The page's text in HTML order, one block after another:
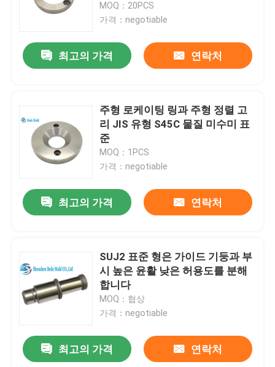
제품
공장 여행
품질 관리
문의하기
조회를 요청하다
가이드 필라와 부싱
MOQ：20PCS
가격：negotiable
최고의 가격 연락처
주형 로케이팅 링과 주형 정렬 고
리 JIS 유형 S45C 물질 미수미 표
준
MOQ：1PCS
가격：negotiable
최고의 가격 연락처
SUJ2 표준 형은 가이드 기둥과 부
시 높은 윤활 낮은 허용도를 분해
합니다
MOQ：협상
가격：negotiable
최고의 가격 연락처